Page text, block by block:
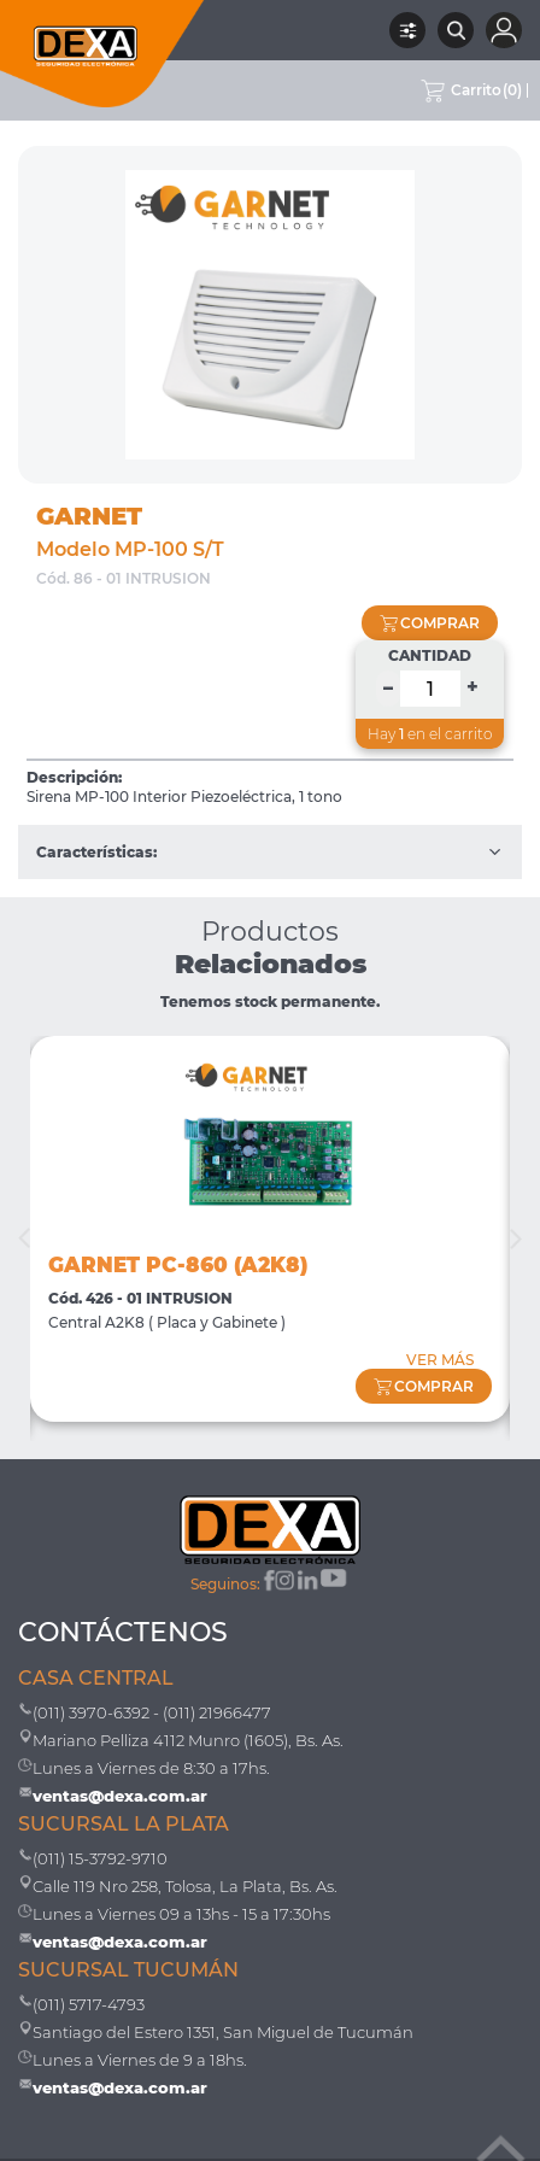
Carrito (0)
MARCA
GARNET
Modelo MP-100 S/T
Cód. 86 - 01 INTRUSION
COMPRAR
CANTIDAD
– +
Hay 1 en el carrito
Descripción:
Sirena MP-100 Interior Piezoeléctrica, 1 tono
Características:
Productos
Relacionados
Tenemos stock permanente.
GARNET PC-860 (A2K8)
Cód. 426 - 01 INTRUSION
Central A2K8 ( Placa y Gabinete )
VER MÁS
COMPRAR
Seguinos:
CONTÁCTENOS
CASA CENTRAL
(011) 3970-6392 - (011) 21966477
Mariano Pelliza 4112 Munro (1605), Bs. As.
Lunes a Viernes de 8:30 a 17hs.
ventas@dexa.com.ar
SUCURSAL LA PLATA
(011) 15-3792-9710
Calle 119 Nro 258, Tolosa, La Plata, Bs. As.
Lunes a Viernes 09 a 13hs - 15 a 17:30hs
ventas@dexa.com.ar
SUCURSAL TUCUMÁN
(011) 5717-4793
Santiago del Estero 1351, San Miguel de Tucumán
Lunes a Viernes de 9 a 18hs.
ventas@dexa.com.ar